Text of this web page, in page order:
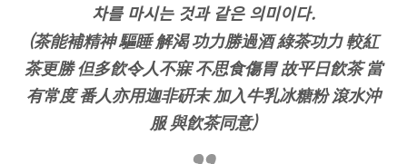
차를 마시는 것과 같은 의미이다.
(茶能補精神 驅睡 解渴 功力勝過酒 綠茶功力 較紅
茶更勝 但多飮令人不寐 不思食傷胃 故平日飮茶 當
有常度 番人亦用迦非硏末 加入牛乳冰糖粉 滾水沖
服 與飮茶同意)